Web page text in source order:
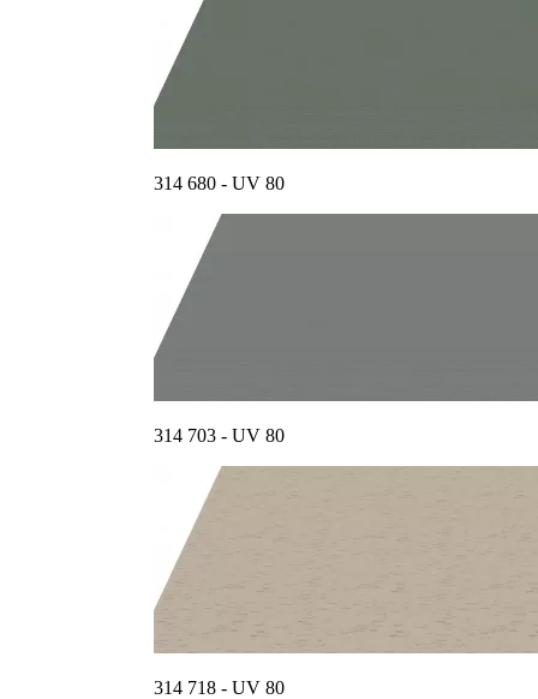
314 680 - UV 80
314 703 - UV 80
314 718 - UV 80